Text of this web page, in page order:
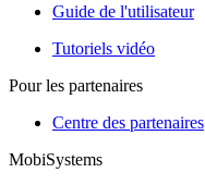
Guide de l'utilisateur
Tutoriels vidéo
Pour les partenaires
Centre des partenaires
MobiSystems